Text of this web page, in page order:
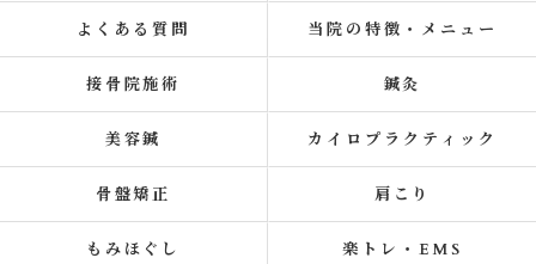
よくある質問 当院の特徴・メニュー
接骨院施術 鍼灸
美容鍼 カイロプラクティック
骨盤矯正 肩こり
もみほぐし 楽トレ・EMS